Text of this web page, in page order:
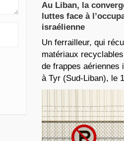
Au Liban, la
luttes face à
israélienne
Un ferrailleur, qui
matériaux
de frappes aériennes
à Tyr (Sud-Liban), le